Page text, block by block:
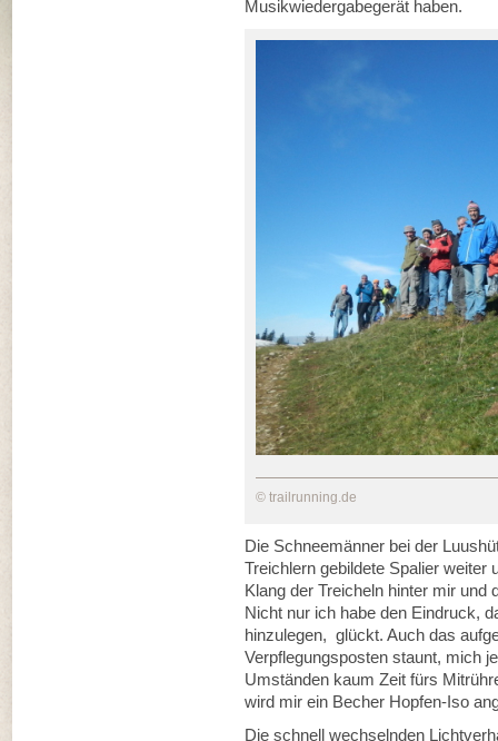
Musikwiedergabegerät haben.
© trailrunning.de
Die Schneemänner bei der
Treichlern gebildete Spalier weiter
Klang der Treicheln hinter mir und
Nicht nur ich habe den Eindruck,
hinzulegen, glückt. Auch das
Verpflegungsposten staunt, mich
Umständen kaum Zeit fürs
wird mir ein Becher Hopfen-Iso
Die schnell wechselnden